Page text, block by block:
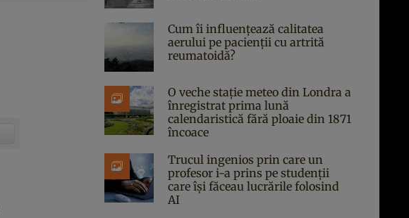
Cum îi influențează calitatea
aerului pe pacienții cu artrită
reumatoidă?
O veche stație meteo din Londra a
înregistrat prima lună
calendaristică fără ploaie din 1871
încoace
Trucul ingenios prin care un
profesor i-a prins pe studenții
care își făceau lucrările folosind
AI